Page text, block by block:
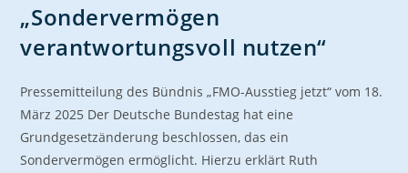
„Sondervermögen
verantwortungsvoll nutzen“
Pressemitteilung des Bündnis „FMO-Ausstieg jetzt“ vom 18.
März 2025 Der Deutsche Bundestag hat eine
Grundgesetzänderung beschlossen, das ein
Sondervermögen ermöglicht. Hierzu erklärt Ruth